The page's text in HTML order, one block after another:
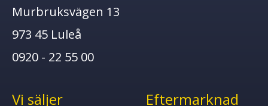
Murbruksvägen 13
973 45 Luleå
0920 - 22 55 00
Vi säljer Eftermarknad